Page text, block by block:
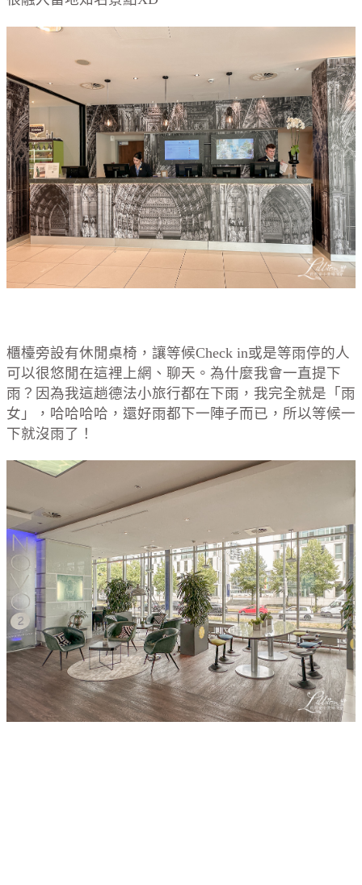
櫃檯旁設有休閒桌椅，讓等候Check in或是等雨停的人
可以很悠閒在這裡上網、聊天。為什麼我會一直提下
雨？因為我這趟德法小旅行都在下雨，我完全就是「雨
女」，哈哈哈哈，還好雨都下一陣子而已，所以等候一
下就沒雨了！